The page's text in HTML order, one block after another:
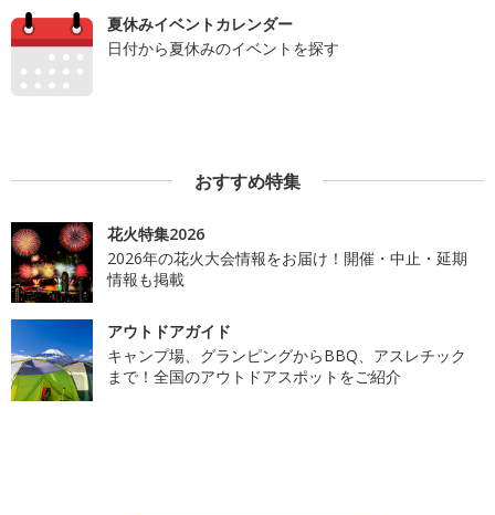
夏休みイベントカレンダー
日付から夏休みのイベントを探す
おすすめ特集
花火特集2026
2026年の花火大会情報をお届け！開催・中止・延期
情報も掲載
アウトドアガイド
キャンプ場、グランピングからBBQ、アスレチック
まで！全国のアウトドアスポットをご紹介